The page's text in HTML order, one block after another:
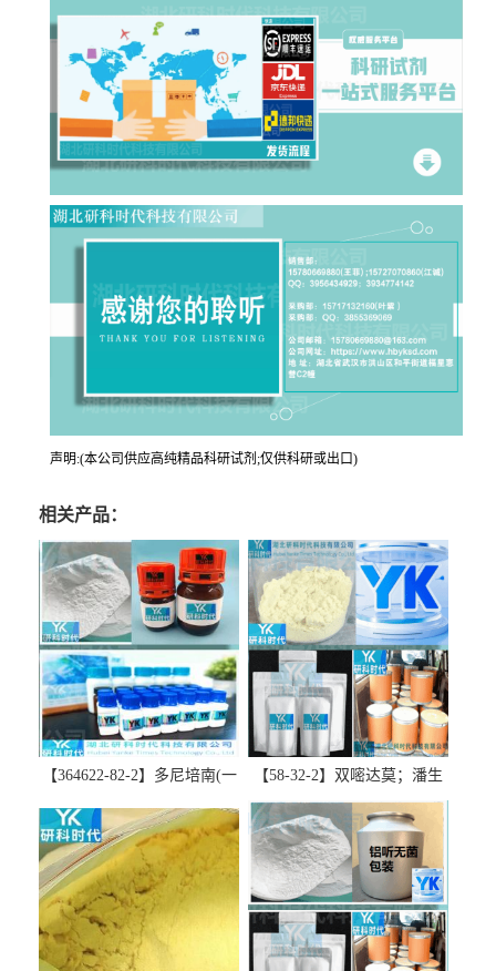
声明:(本公司供应高纯精品科研试剂;仅供科研或出口)
相关产品：
【364622-82-2】多尼培南(一
精品科研试剂-湖北研科时代
科技-“研”无止境;“科”学创
新！支持三方验证；支持定
制；检测图谱；MSDS等技术
支持！
【58-32-2】双嘧达莫；潘生
丁-精品科研试剂-湖北研科时
代科技-“研”无止境;“科”学创
新！支持三方验证；支持定
制；检测图谱；MSDS等技术
支持！